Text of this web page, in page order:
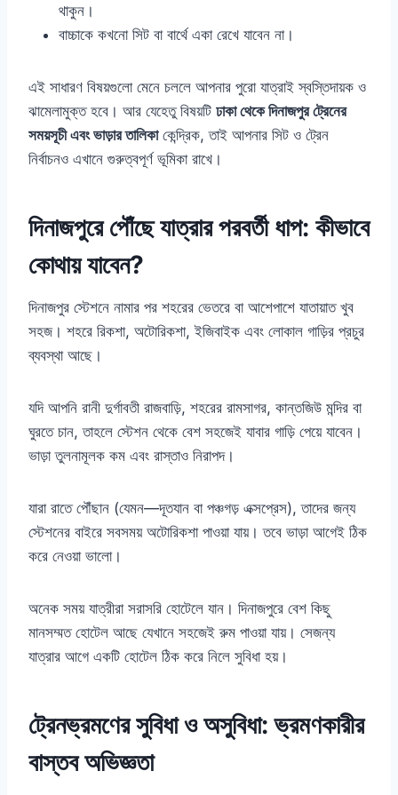
থাকুন।
বাচ্চাকে কখনো সিট বা বার্থে একা রেখে যাবেন না।
এই সাধারণ বিষয়গুলো মেনে চললে আপনার পুরো যাত্রাই স্বস্তিদায়ক ও
ঝামেলামুক্ত হবে। আর যেহেতু বিষয়টি ঢাকা থেকে দিনাজপুর ট্রেনের
সময়সূচী এবং ভাড়ার তালিকাকেন্দ্রিক, তাই আপনার সিট ও ট্রেন
নির্বাচনও এখানে গুরুত্বপূর্ণ ভূমিকা রাখে।
দিনাজপুরে পৌঁছে যাত্রার পরবর্তী ধাপ: কীভাবে
কোথায় যাবেন?
দিনাজপুর স্টেশনে নামার পর শহরের ভেতরে বা আশেপাশে যাতায়াত খুব
সহজ। শহরে রিকশা, অটোরিকশা, ইজিবাইক এবং লোকাল গাড়ির প্রচুর
ব্যবস্থা আছে।
যদি আপনি রানী দুর্গাবতী রাজবাড়ি, শহরের রামসাগর, কান্তজিউ মন্দির বা
ঘুরতে চান, তাহলে স্টেশন থেকে বেশ সহজেই যাবার গাড়ি পেয়ে যাবেন।
ভাড়া তুলনামূলক কম এবং রাস্তাও নিরাপদ।
যারা রাতে পৌঁছান (যেমন—দূতযান বা পঞ্চগড় এক্সপ্রেস), তাদের জন্য
স্টেশনের বাইরে সবসময় অটোরিকশা পাওয়া যায়। তবে ভাড়া আগেই ঠিক
করে নেওয়া ভালো।
অনেক সময় যাত্রীরা সরাসরি হোটেলে যান। দিনাজপুরে বেশ কিছু
মানসম্মত হোটেল আছে যেখানে সহজেই রুম পাওয়া যায়। সেজন্য
যাত্রার আগে একটি হোটেল ঠিক করে নিলে সুবিধা হয়।
ট্রেনভ্রমণের সুবিধা ও অসুবিধা: ভ্রমণকারীর
বাস্তব অভিজ্ঞতা